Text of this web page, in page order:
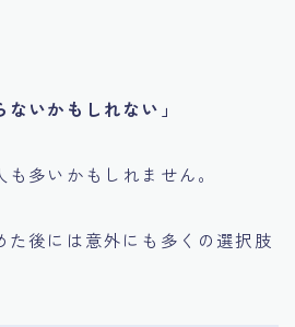
ないかもしれない」
多いかもしれません。
た後には意外にも多くの選択肢